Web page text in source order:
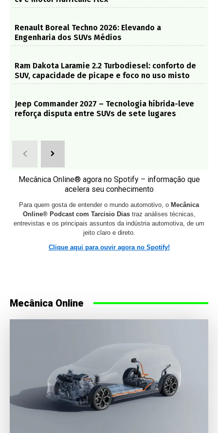
Renault Boreal Techno 2026: Elevando a
Engenharia dos SUVs Médios
Ram Dakota Laramie 2.2 Turbodiesel: conforto de
SUV, capacidade de picape e foco no uso misto
Jeep Commander 2027 – Tecnologia híbrida-leve
reforça disputa entre SUVs de sete lugares
Mecânica Online® agora no Spotify – informação que
acelera seu conhecimento
Para quem gosta de entender o mundo automotivo, o Mecânica
Online® Podcast com Tarcisio Diastraz análises técnicas,
entrevistas e os principais assuntos da indústria automotiva, de um
jeito claro e direto.
Clique aqui para ouvir agora no Spotify!
Mecânica Online